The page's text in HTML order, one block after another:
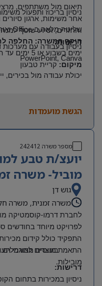
תיאום מול משתתפים,
אחר משימות, ארגון סיורים
והחזרים, וסיוע שוטף
דרישות:
ניסיון בריכוז ותפעול
שליטה מלאה ב-Office
ניסיון בעבודה עם מערכות
PowerPoint, Canva
יכולת עבודה מול בכירים,
היקף המשרה: החלפה
ימים בשבוע או 5 ימים עד השעה 15:00
מיקום: קריית טבעון
הגשת מועמדות
מספר משרה 242412
יועצ/ת טבע
מוביל- משרה
גוש דן
משרה זמנית, משרה
לחברת דרמו-קוסמטיקה
לפרויקט מיוחד בחודשים
התפקיד כולל קידום
התאמת מוצרים לצורכי
מובילות.
בונוסים מתוגמלים.
דרישות:
ניסיון במכירות בתחום